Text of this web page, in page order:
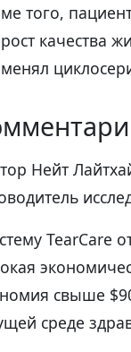
того,
качества
Нейт
TearCare
свыше
среде